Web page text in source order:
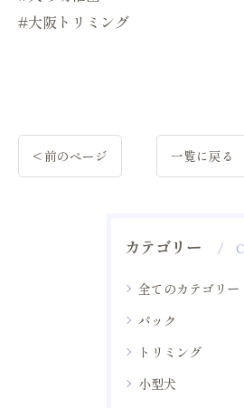
#大阪トリミング
< 前のページ 一覧に戻る
カテゴリー
全てのカテゴリー
パック
トリミング
小型犬